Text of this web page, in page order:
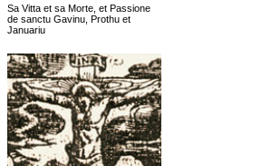
Sa Vitta et sa Morte, et Passione
de sanctu Gavinu, Prothu et
Januariu